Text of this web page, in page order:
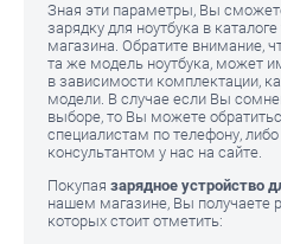
Зная эти параметры, Вы
зарядку для ноутбука в
магазина. Обратите внимание,
та же модель ноутбука, может
в зависимости комплектации,
модели. В случае если Вы
выборе, то Вы можете
специалистам по телефону,
консультантом у нас на сайте.
Покупая зарядное устройство
нашем магазине, Вы получаете
которых стоит отметить: